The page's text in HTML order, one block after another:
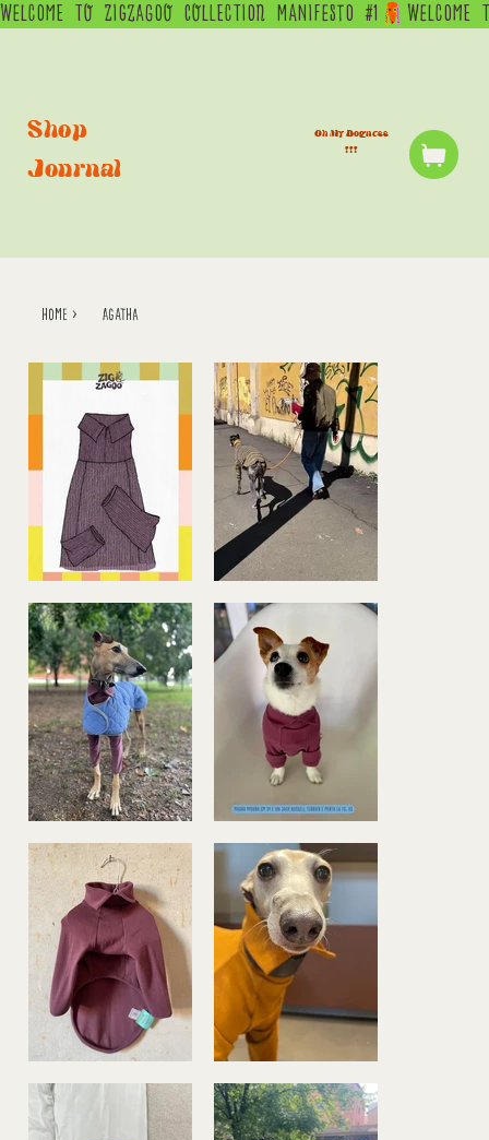
WELCOME  TO  ZIGZAGOO  COLLECTION  MANIFESTO  #1
home > Agatha
Shop
Journal
Oh My Dogness
!!!